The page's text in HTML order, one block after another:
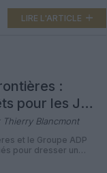
un peu plus d’un mois
Implantée au niveau de
la gare Aéroport
LIRE L'ARTICLE
:
pour les JO
Thierry Blancmont
et le Groupe ADP
pour dresser un